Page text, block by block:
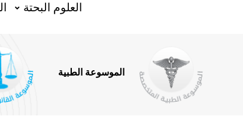
السيد محمد ياسين صالح وزيرا للثقافة
توصيات مجلس الإدارة
صدور المجلد السابع من موسوعة الآثار في
العلوم البحتة
الموسوعة الطبية